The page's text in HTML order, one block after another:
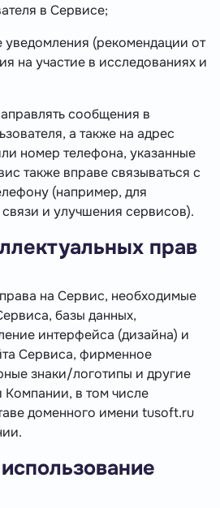
в Сервисе;
уведомления (рекомендации от
на участие в исследованиях и
сообщения в
а также на адрес
номер телефона, указанные
также вправе связываться с
(например, для
и улучшения сервисов).
прав
на Сервис, необходимые
базы данных,
интерфейса (дизайна) и
Сервиса, фирменное
знаки/логотипы и другие
Компании, в том числе
доменного имени tusoft.ru